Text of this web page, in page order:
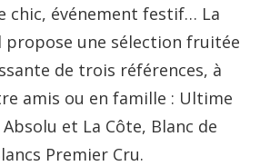
chic, événement festif… La
propose une sélection fruitée
de trois références, à
amis ou en famille : Ultime
Absolu et La Côte, Blanc de
Premier Cru.